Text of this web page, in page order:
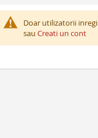
Doar utilizatorii
sau Creati un cont